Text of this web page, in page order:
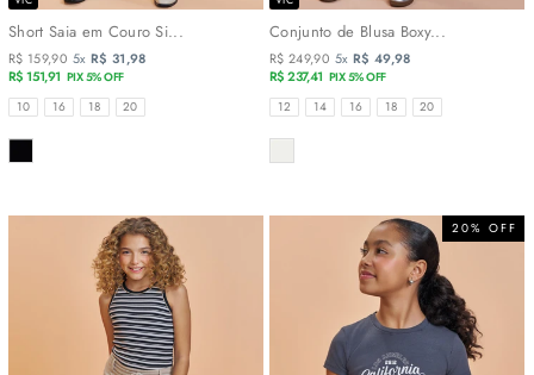
Short Saia em Couro Si...
R$ 159,90 5x R$ 31,98
R$ 151,91 PIX 5% OFF
TAMANHOS
10 16 18 20
COR
Conjunto de Blusa Boxy...
R$ 249,90 5x R$ 49,98
R$ 237,41 PIX 5% OFF
TAMANHOS
12 14 16 18 20
COR
20% OFF